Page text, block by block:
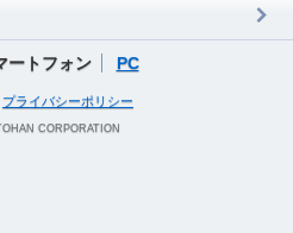
ートフォン PC
プライバシーポリシー
CORPORATION